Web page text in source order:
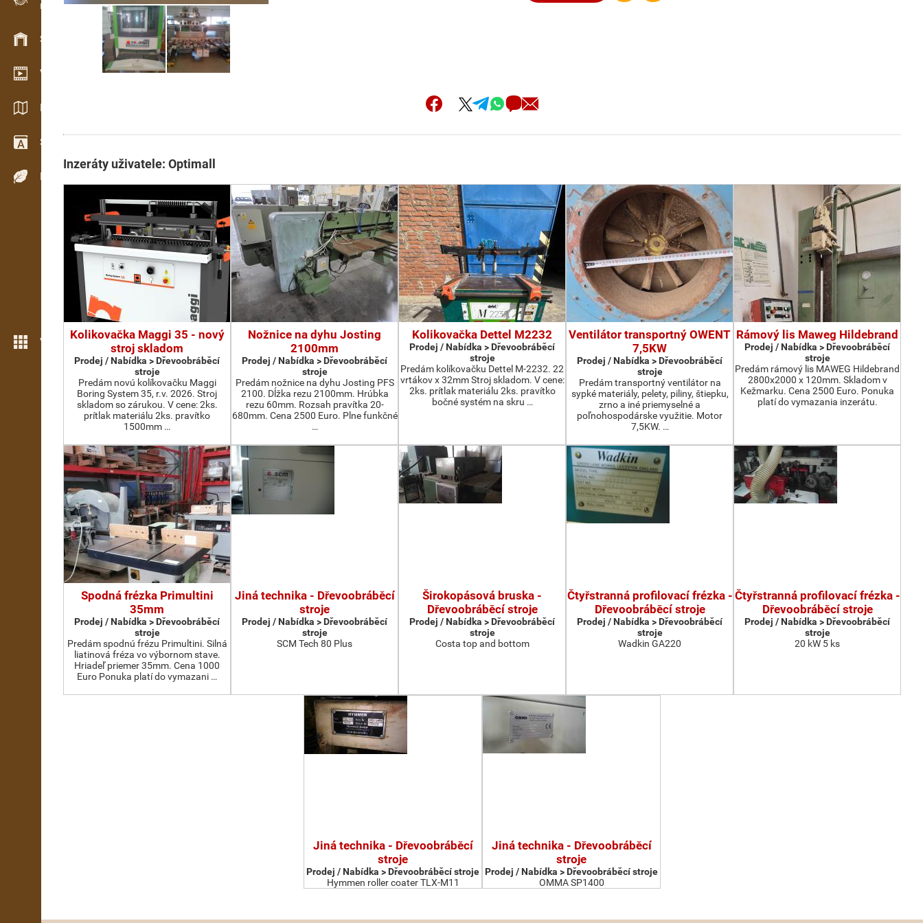
Evidence dřeva v terénu
Skladové hospodářství
Video showroom
Katalogy / Brožury
Slovník
Dřeviny
Více možností
Inzeráty uživatele: Optimall
Kolikovačka Maggi 35 - nový
stroj skladom
Prodej / Nabídka > Dřevoobráběcí
stroje
Predám novú kolíkovačku Maggi
Boring System 35, r.v. 2026. Stroj
skladom so zárukou. V cene: 2ks.
prítlak materiálu 2ks. pravítko
1500mm …
Nožnice na dyhu Josting
2100mm
Prodej / Nabídka > Dřevoobráběcí
stroje
Predám nožnice na dyhu Josting PFS
2100. Dĺžka rezu 2100mm. Hrúbka
rezu 60mm. Rozsah pravítka 20-
680mm. Cena 2500 Euro. Plne funkčné
…
Kolikovačka Dettel M2232
Prodej / Nabídka > Dřevoobráběcí
stroje
Predám kolíkovačku Dettel M-2232. 22
vrtákov x 32mm Stroj skladom. V cene:
2ks. prítlak materiálu 2ks. pravítko
bočné systém na skru …
Ventilátor transportný OWENT
7,5KW
Prodej / Nabídka > Dřevoobráběcí
stroje
Predám transportný ventilátor na
sypké materiály, pelety, piliny, štiepku,
zrno a iné priemyselné a
poľnohospodárske využitie. Motor
7,5KW. …
Rámový lis Maweg Hildebrand
Prodej / Nabídka > Dřevoobráběcí
stroje
Predám rámový lis MAWEG Hildebrand
2800x2000 x 120mm. Skladom v
Kežmarku. Cena 2500 Euro. Ponuka
platí do vymazania inzerátu.
Spodná frézka Primultini
35mm
Prodej / Nabídka > Dřevoobráběcí
stroje
Predám spodnú frézu Primultini. Silná
liatinová fréza vo výbornom stave.
Hriadeľ priemer 35mm. Cena 1000
Euro Ponuka platí do vymazani …
Jiná technika - Dřevoobráběcí
stroje
Prodej / Nabídka > Dřevoobráběcí
stroje
SCM Tech 80 Plus
Širokopásová bruska -
Dřevoobráběcí stroje
Prodej / Nabídka > Dřevoobráběcí
stroje
Costa top and bottom
Čtyřstranná profilovací frézka -
Dřevoobráběcí stroje
Prodej / Nabídka > Dřevoobráběcí
stroje
Wadkin GA220
Čtyřstranná profilovací frézka -
Dřevoobráběcí stroje
Prodej / Nabídka > Dřevoobráběcí
stroje
20 kW 5 ks
Jiná technika - Dřevoobráběcí
stroje
Prodej / Nabídka > Dřevoobráběcí stroje
Hymmen roller coater TLX-M11
Jiná technika - Dřevoobráběcí
stroje
Prodej / Nabídka > Dřevoobráběcí stroje
OMMA SP1400